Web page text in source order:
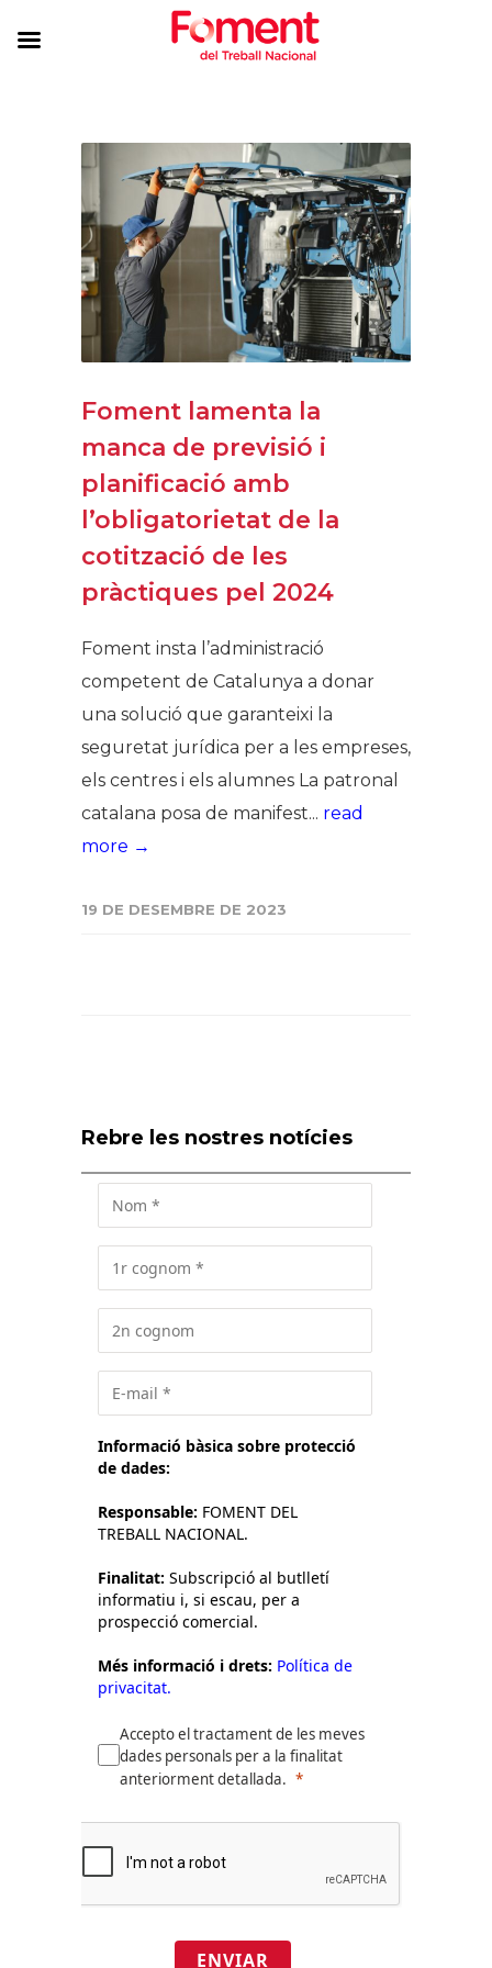
Foment lamenta la
manca de previsió i
planificació amb
l’obligatorietat de la
cotització de les
pràctiques pel 2024
Foment insta l’administració
competent de Catalunya a donar
una solució que garanteixi la
seguretat jurídica per a les empreses,
els centres i els alumnes La patronal
catalana posa de manifest... read
more →
19 DE DESEMBRE DE 2023
Rebre les nostres notícies
Informació bàsica sobre protecció
de dades:
Responsable: FOMENT DEL
TREBALL NACIONAL.
Finalitat: Subscripció al butlletí
informatiu i, si escau, per a
prospecció comercial.
Més informació i drets: Política de
privacitat.
Accepto el tractament de les meves
dades personals per a la finalitat
anteriorment detallada.
ENVIAR